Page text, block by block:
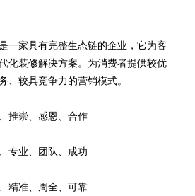
一家具有完整生态链的企业，它为客
化装修解决方案。为消费者提供较优
、较具竞争力的营销模式。
推崇、感恩、合作
专业、团队、成功
精准、周全、可靠